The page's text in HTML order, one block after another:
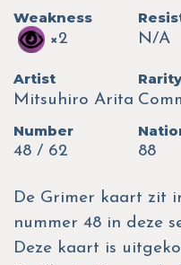
Weakness
×2
N/A
Artist
Mitsuhiro Arita
Number
48 / 62
88
De Grimer kaart zit
nummer 48 in deze
Deze kaart is